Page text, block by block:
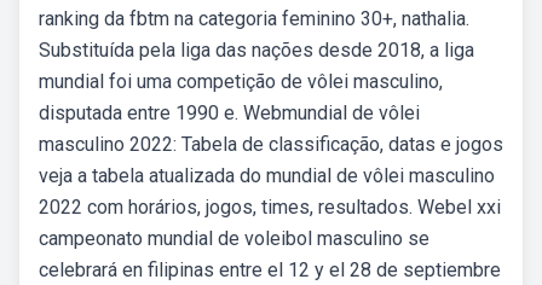
ranking da fbtm na categoria feminino 30+, nathalia.
Substituída pela liga das nações desde 2018, a liga
mundial foi uma competição de vôlei masculino,
disputada entre 1990 e. Webmundial de vôlei
masculino 2022: Tabela de classificação, datas e jogos
veja a tabela atualizada do mundial de vôlei masculino
2022 com horários, jogos, times, resultados. Webel xxi
campeonato mundial de voleibol masculino se
celebrará en filipinas entre el 12 y el 28 de septiembre